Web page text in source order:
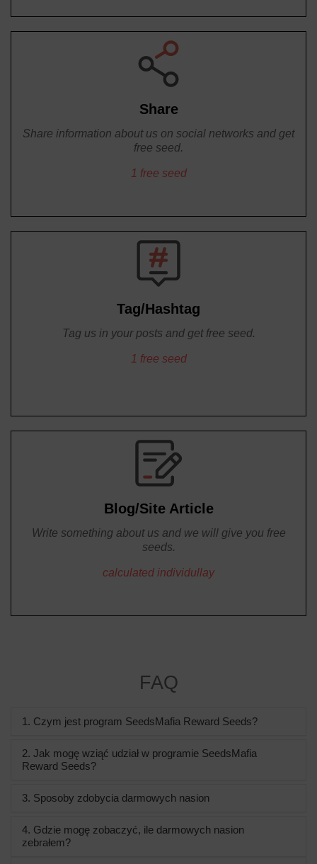
Share
Share information about us on social networks and get
free seed.
1 free seed
Tag/Hashtag
Tag us in your posts and get free seed.
1 free seed
Blog/Site Article
Write something about us and we will give you free
seeds.
calculated individullay
FAQ
1. Czym jest program SeedsMafia Reward Seeds?
2. Jak mogę wziąć udział w programie SeedsMafia
Reward Seeds?
3. Sposoby zdobycia darmowych nasion
4. Gdzie mogę zobaczyć, ile darmowych nasion
zebrałem?